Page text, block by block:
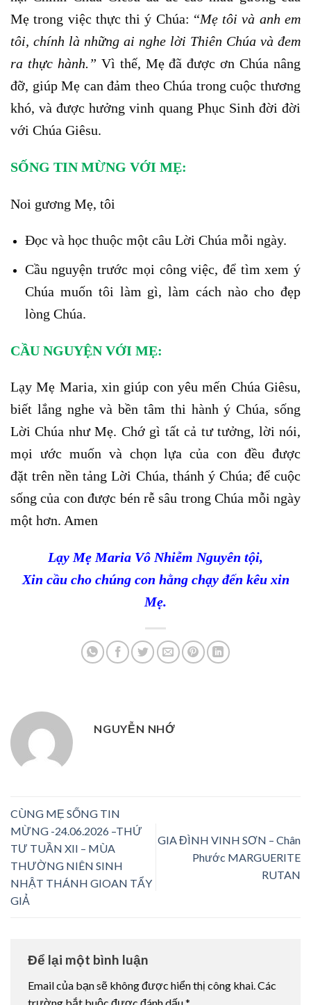
Mẹ trong việc thực thi ý Chúa: “Mẹ tôi và anh em
tôi, chính là những ai nghe lời Thiên Chúa và đem
ra thực hành.” Vì thế, Mẹ đã được ơn Chúa nâng
đỡ, giúp Mẹ can đảm theo Chúa trong cuộc thương
khó, và được hưởng vinh quang Phục Sinh đời đời
với Chúa Giêsu.
SỐNG TIN MỪNG VỚI MẸ:
Noi gương Mẹ, tôi
Đọc và học thuộc một câu Lời Chúa mỗi ngày.
Cầu nguyện trước mọi công việc, để tìm xem ý
Chúa muốn tôi làm gì, làm cách nào cho đẹp
lòng Chúa.
CẦU NGUYỆN VỚI MẸ:
Lạy Mẹ Maria, xin giúp con yêu mến Chúa Giêsu,
biết lắng nghe và bền tâm thi hành ý Chúa, sống
Lời Chúa như Mẹ. Chớ gì tất cả tư tưởng, lời nói,
mọi ước muốn và chọn lựa của con đều được
đặt trên nền tảng Lời Chúa, thánh ý Chúa; để cuộc
sống của con được bén rễ sâu trong Chúa mỗi ngày
một hơn. Amen
Lạy Mẹ Maria Vô Nhiễm Nguyên tội,
Xin cầu cho chúng con hằng chạy đến kêu xin
Mẹ.
NGUYỄN NHỚ
CÙNG MẸ SỐNG TIN
MỪNG -24.06.2026 –THỨ
TƯ TUẦN XII – MÙA
THƯỜNG NIÊN SINH
NHẬT THÁNH GIOAN TẨY
GIẢ
GIA ĐÌNH VINH SƠN – Chân
Phước MARGUERITE
RUTAN
Để lại một bình luận
Email của bạn sẽ không được hiển thị công khai.Các